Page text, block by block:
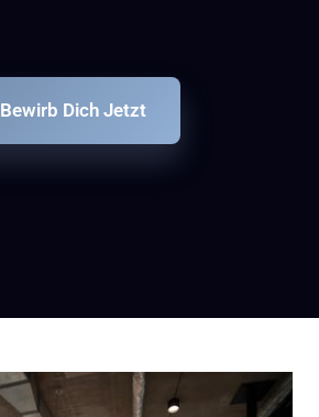
Bewirb Dich Jetzt